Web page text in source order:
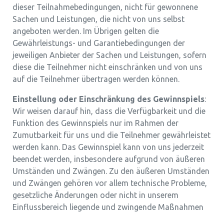
dieser Teilnahmebedingungen, nicht für gewonnene
Sachen und Leistungen, die nicht von uns selbst
angeboten werden. Im Übrigen gelten die
Gewährleistungs- und Garantiebedingungen der
jeweiligen Anbieter der Sachen und Leistungen, sofern
diese die Teilnehmer nicht einschränken und von uns
auf die Teilnehmer übertragen werden können.
Einstellung oder Einschränkung des Gewinnspiels:
Wir weisen darauf hin, dass die Verfügbarkeit und die
Funktion des Gewinnspiels nur im Rahmen der
Zumutbarkeit für uns und die Teilnehmer gewährleistet
werden kann. Das Gewinnspiel kann von uns jederzeit
beendet werden, insbesondere aufgrund von äußeren
Umständen und Zwängen. Zu den äußeren Umständen
und Zwängen gehören vor allem technische Probleme,
gesetzliche Änderungen oder nicht in unserem
Einflussbereich liegende und zwingende Maßnahmen